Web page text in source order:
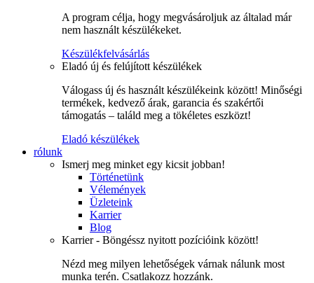
A program célja, hogy megvásároljuk az általad már
nem használt készülékeket.
Készülékfelvásárlás
Eladó új és felújított készülékek
Válogass új és használt készülékeink között! Minőségi
termékek, kedvező árak, garancia és szakértői
támogatás – találd meg a tökéletes eszközt!
Eladó készülékek
rólunk
Ismerj meg minket egy kicsit jobban!
Történetünk
Vélemények
Üzleteink
Karrier
Blog
Karrier - Böngéssz nyitott pozícióink között!
Nézd meg milyen lehetőségek várnak nálunk most
munka terén. Csatlakozz hozzánk.